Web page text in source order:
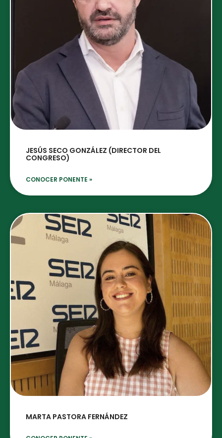
JESÚS SECO GONZÁLEZ (DIRECTOR DEL
CONGRESO)
CONOCER PONENTE »
MARTA PASTORA FERNÁNDEZ